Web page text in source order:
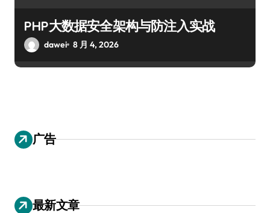
PHP大数据安全架构与防注入实战
dawei 8 月 4, 2026
广告
最新文章